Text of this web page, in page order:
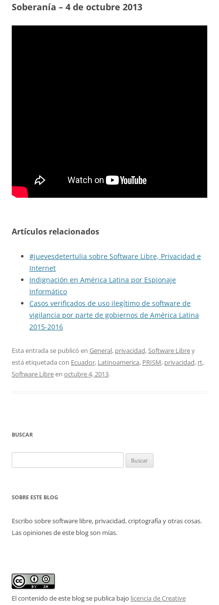
Soberanía – 4 de octubre 2013
Artículos relacionados
#juevesdetertulia sobre Software Libre, Privacidad e
Internet
Indignación en América Latina por Espionaje
Informático
Casos verificados de uso ilegítimo de software de
vigilancia por parte de gobiernos de América Latina
2015-2016
Esta entrada se publicó en General, privacidad,Software Librey
está etiquetada con Ecuador, Latinoamerica, PRISM, privacidad, rt,
Software Libreen octubre 4, 2013.
BUSCAR
SOBRE ESTE BLOG
Escribo sobre software libre, privacidad, criptografía y otras cosas.
Las opiniones de este blog son mías.
El contenido de este blog se publica bajo licencia de Creative